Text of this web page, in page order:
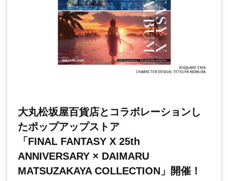
大丸松坂屋百貨店とコラボレーションし
たポップアップストア
「FINAL FANTASY X 25th
ANNIVERSARY × DAIMARU
MATSUZAKAYA COLLECTION」開催！